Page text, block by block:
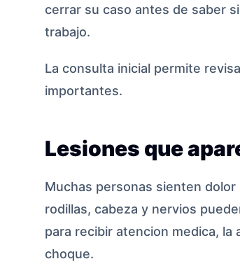
cerrar su caso antes de saber
trabajo.
La consulta inicial permite
importantes.
Lesiones que
Muchas personas sienten
rodillas, cabeza y nervios
para recibir atencion medica,
choque.